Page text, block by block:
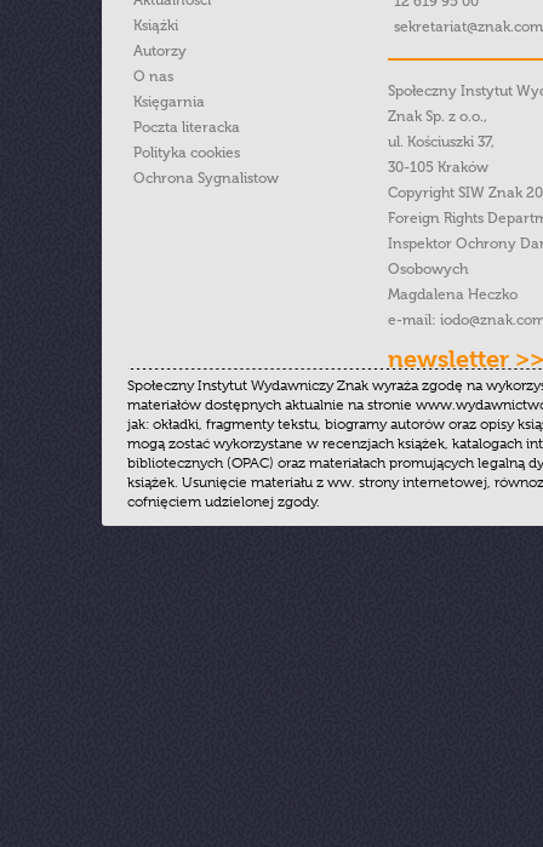
Książki
Autorzy
O nas
Księgarnia
Poczta literacka
Polityka cookies
Ochrona Sygnalistow
Społeczny Instytut
Znak Sp. z o.o.,
ul. Kościuszki 37,
30-105 Kraków
Copyright SIW Znak
Foreign Rights
Inspektor Ochrony
Osobowych
Magdalena Heczko
e-mail:
newsletter >>
Społeczny Instytut Wydawniczy Znak wyraża zgodę na
materiałów dostępnych aktualnie na stronie
jak: okładki, fragmenty tekstu, biogramy autorów oraz opisy
mogą zostać wykorzystane w recenzjach książek, katalogach
bibliotecznych (OPAC) oraz materiałach promujących legalną
książek. Usunięcie materiału z ww. strony internetowej,
cofnięciem udzielonej zgody.